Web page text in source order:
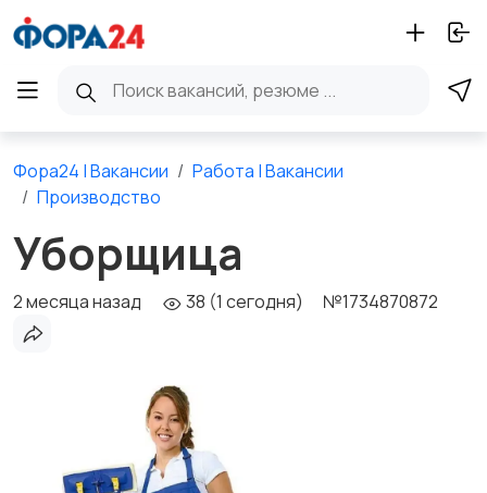
Фора24 | Вакансии
Работа | Вакансии
Производство
Уборщица
2 месяца назад 38 (1 сегодня) №1734870872